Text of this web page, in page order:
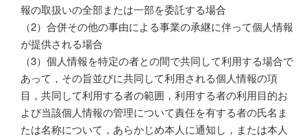
報の取扱いの全部または一部を委託する場合
（2）合併その他の事由による事業の承継に伴って個人情報
が提供される場合
（3）個人情報を特定の者との間で共同して利用する場合で
あって，その旨並びに共同して利用される個人情報の項
目，共同して利用する者の範囲，利用する者の利用目的お
よび当該個人情報の管理について責任を有する者の氏名ま
たは名称について，あらかじめ本人に通知し，または本人